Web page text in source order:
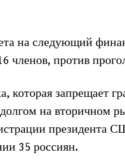
на следующий
членов, против
которая запрещает
на вторичном
президента
35 россиян.